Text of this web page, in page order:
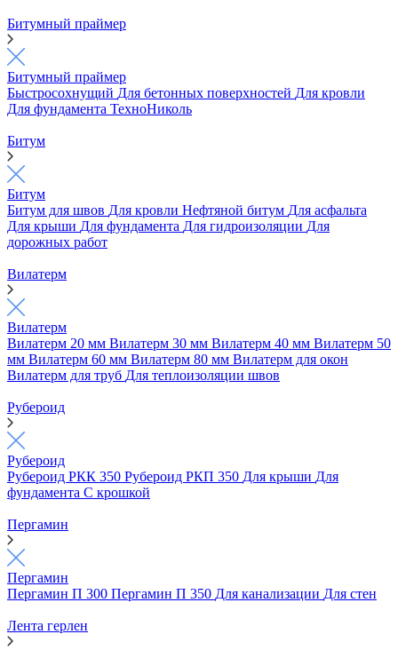
Битумный праймер
Битумный праймер
Быстросохнущий Для бетонных поверхностей Для кровли
Для фундамента ТехноНиколь
Битум
Битум
Битум для швов Для кровли Нефтяной битум Для асфальта
Для крыши Для фундамента Для гидроизоляции Для
дорожных работ
Вилатерм
Вилатерм
Вилатерм 20 мм Вилатерм 30 мм Вилатерм 40 мм Вилатерм 50
мм Вилатерм 60 мм Вилатерм 80 мм Вилатерм для окон
Вилатерм для труб Для теплоизоляции швов
Рубероид
Рубероид
Рубероид РКК 350 Рубероид РКП 350 Для крыши Для
фундамента С крошкой
Пергамин
Пергамин
Пергамин П 300 Пергамин П 350 Для канализации Для стен
Лента герлен